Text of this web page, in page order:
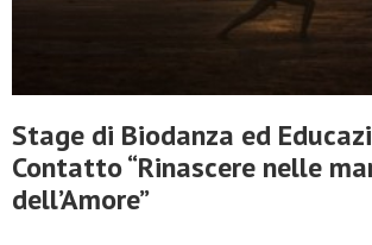
Stage di Biodanza ed
Contatto “Rinascere nelle
dell’Amore”